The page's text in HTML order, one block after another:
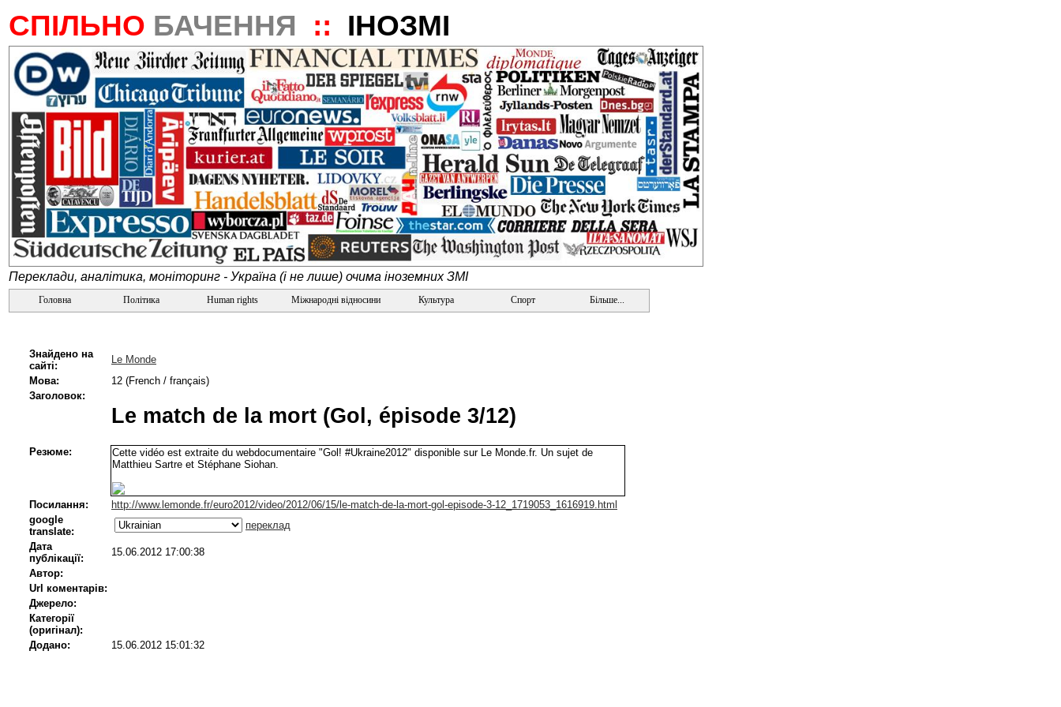
СПІЛЬНО БАЧЕННЯ :: ІНОЗМІ
Переклади, аналітика, моніторинг - Україна (і не лише) очима іноземних ЗМІ
Головна Політика Human rights Міжнародні відносини Культура Спорт Більше...
Знайдено на
сайті:
Le Monde
Мова:
12 (French / français)
Заголовок:
Le match de la mort (Gol, épisode 3/12)
Резюме:
Cette vidéo est extraite du webdocumentaire "Gol! #Ukraine2012" disponible sur Le Monde.fr. Un sujet de
Matthieu Sartre et Stéphane Siohan.
Посилання:
http://www.lemonde.fr/euro2012/video/2012/06/15/le-match-de-la-mort-gol-episode-3-12_1719053_1616919.html
google
translate:
переклад
Дата
публікації:
15.06.2012 17:00:38
Автор:
Url коментарів:
Джерело:
Категорії
(оригінал):
Додано:
15.06.2012 15:01:32